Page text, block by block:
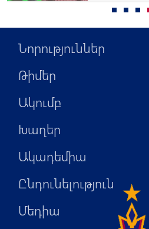
Նորություններ
Թիմեր
Ակումբ
Խաղեր
Ակադեմիա
Ընդունելություն
Մեդիա